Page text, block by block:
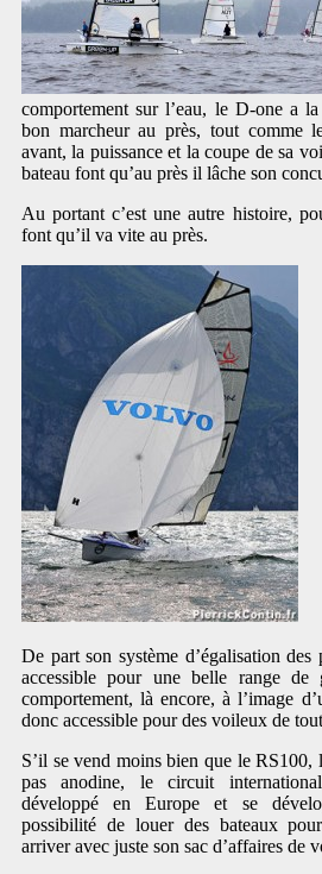
comportement sur l’eau, le D-one a
bon marcheur au près, tout comme
avant, la puissance et la coupe de sa
bateau font qu’au près il lâche son
Au portant c’est une autre histoire,
font qu’il va vite au près.
De part son système d’égalisation des
accessible pour une belle range
comportement, là encore, à l’image
donc accessible pour des voileux de
S’il se vend moins bien que le RS100,
pas anodine, le circuit
développé en Europe et se
possibilité de louer des bateaux
arriver avec juste son sac d’affaires de